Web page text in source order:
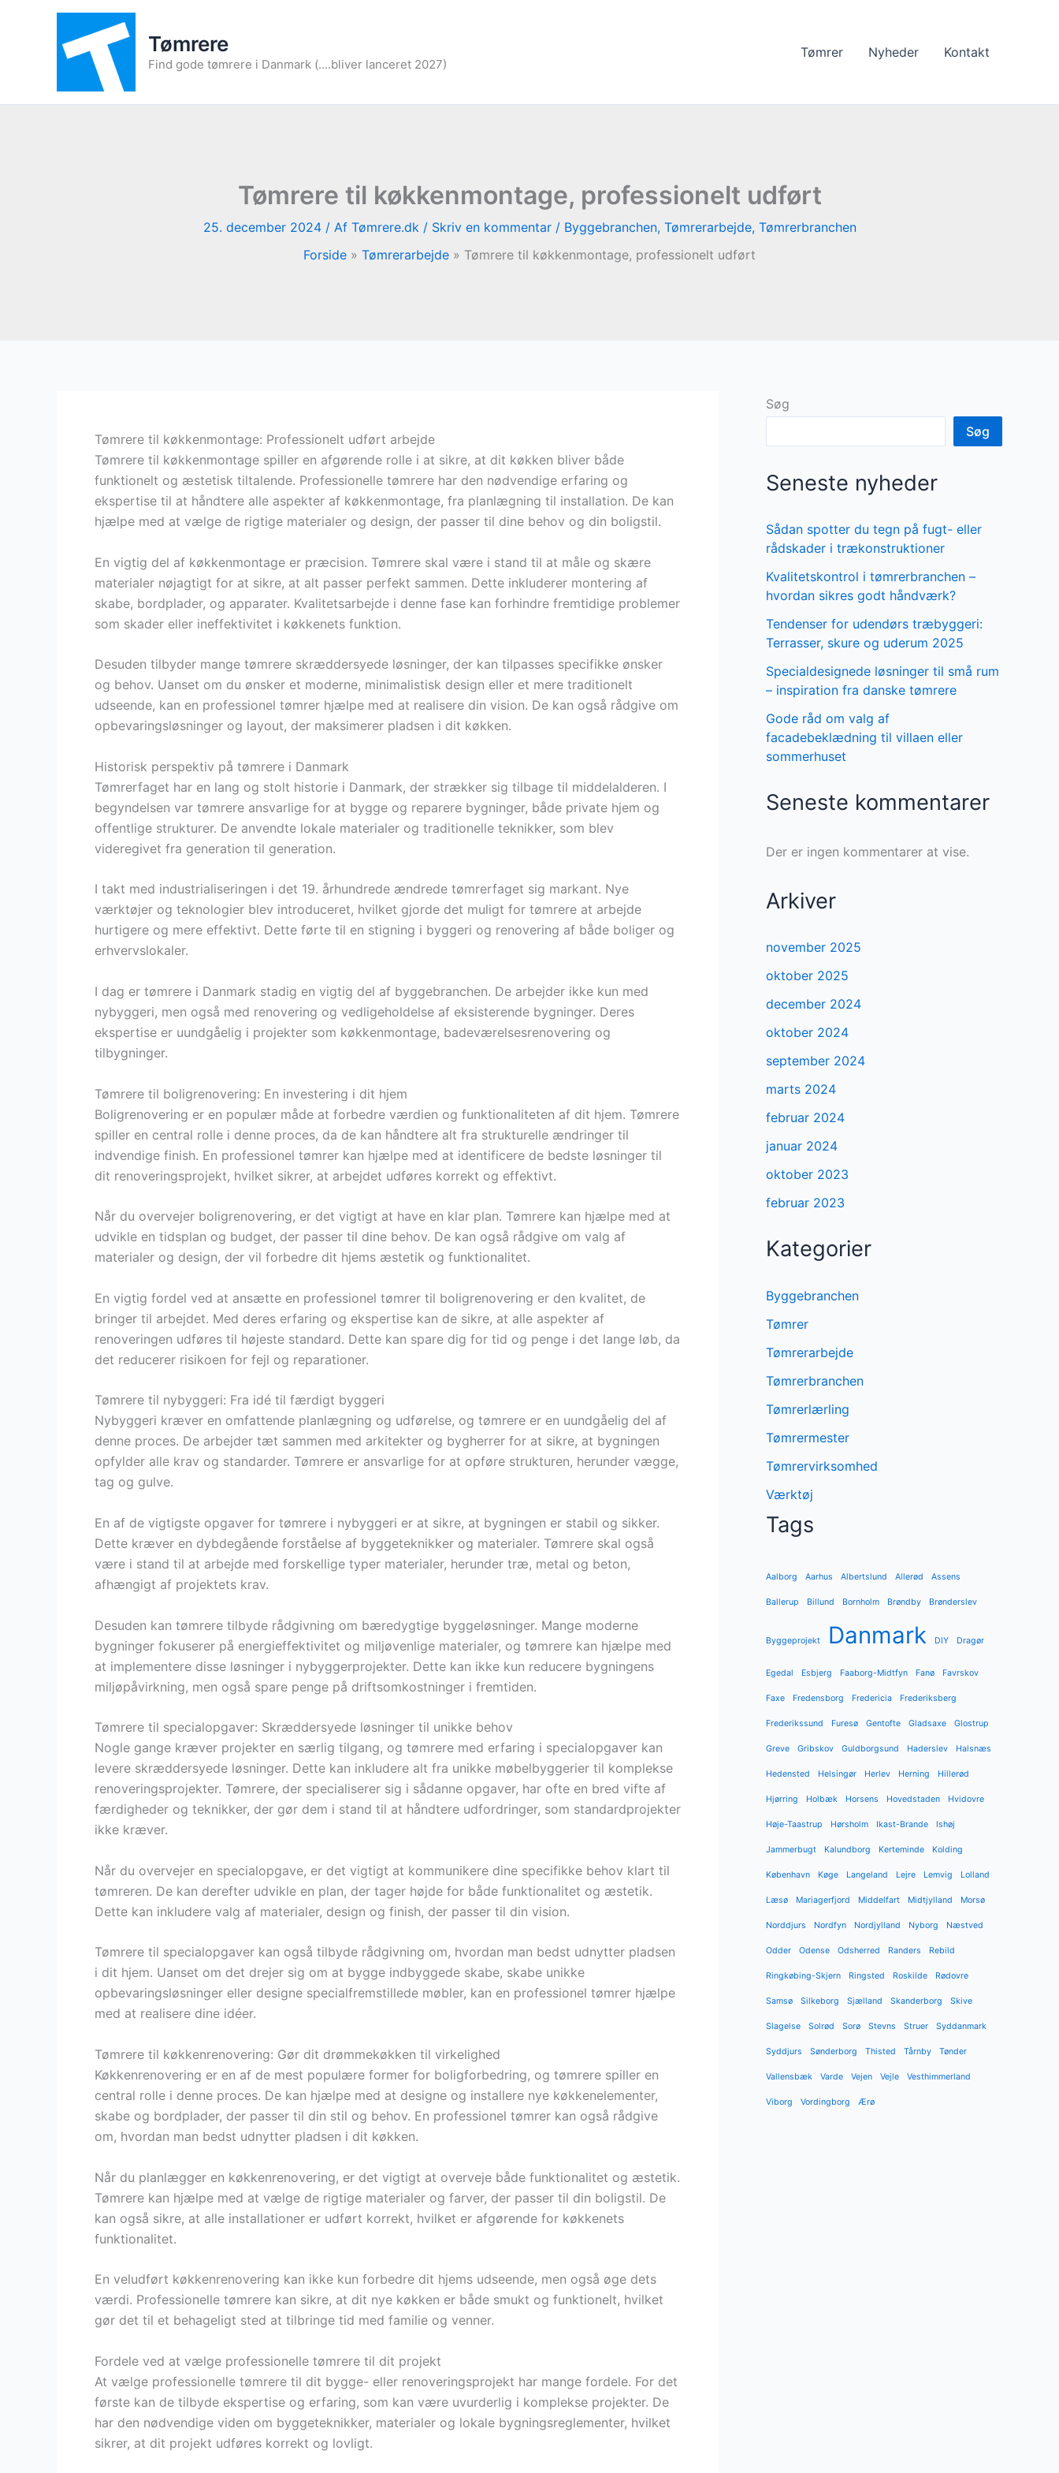
Tømrere
Find gode tømrere i Danmark (....bliver lanceret 2027)
Tømrer Nyheder Kontakt
Tømrere til køkkenmontage, professionelt udført
25. december 2024 / Af Tømrere.dk / Skriv en kommentar / Byggebranchen, Tømrerarbejde, Tømrerbranchen
Forside
Tømrerarbejde Tømrere til køkkenmontage, professionelt udført
Tømrere til køkkenmontage: Professionelt udført arbejde
Tømrere til køkkenmontage spiller en afgørende rolle i at sikre, at dit køkken bliver både
funktionelt og æstetisk tiltalende. Professionelle tømrere har den nødvendige erfaring og
ekspertise til at håndtere alle aspekter af køkkenmontage, fra planlægning til installation. De kan
hjælpe med at vælge de rigtige materialer og design, der passer til dine behov og din boligstil.
En vigtig del af køkkenmontage er præcision. Tømrere skal være i stand til at måle og skære
materialer nøjagtigt for at sikre, at alt passer perfekt sammen. Dette inkluderer montering af
skabe, bordplader, og apparater. Kvalitetsarbejde i denne fase kan forhindre fremtidige problemer
som skader eller ineffektivitet i køkkenets funktion.
Desuden tilbyder mange tømrere skræddersyede løsninger, der kan tilpasses specifikke ønsker
og behov. Uanset om du ønsker et moderne, minimalistisk design eller et mere traditionelt
udseende, kan en professionel tømrer hjælpe med at realisere din vision. De kan også rådgive om
opbevaringsløsninger og layout, der maksimerer pladsen i dit køkken.
Historisk perspektiv på tømrere i Danmark
Tømrerfaget har en lang og stolt historie i Danmark, der strækker sig tilbage til middelalderen. I
begyndelsen var tømrere ansvarlige for at bygge og reparere bygninger, både private hjem og
offentlige strukturer. De anvendte lokale materialer og traditionelle teknikker, som blev
videregivet fra generation til generation.
I takt med industrialiseringen i det 19. århundrede ændrede tømrerfaget sig markant. Nye
værktøjer og teknologier blev introduceret, hvilket gjorde det muligt for tømrere at arbejde
hurtigere og mere effektivt. Dette førte til en stigning i byggeri og renovering af både boliger og
erhvervslokaler.
I dag er tømrere i Danmark stadig en vigtig del af byggebranchen. De arbejder ikke kun med
nybyggeri, men også med renovering og vedligeholdelse af eksisterende bygninger. Deres
ekspertise er uundgåelig i projekter som køkkenmontage, badeværelsesrenovering og
tilbygninger.
Tømrere til boligrenovering: En investering i dit hjem
Boligrenovering er en populær måde at forbedre værdien og funktionaliteten af dit hjem. Tømrere
spiller en central rolle i denne proces, da de kan håndtere alt fra strukturelle ændringer til
indvendige finish. En professionel tømrer kan hjælpe med at identificere de bedste løsninger til
dit renoveringsprojekt, hvilket sikrer, at arbejdet udføres korrekt og effektivt.
Når du overvejer boligrenovering, er det vigtigt at have en klar plan. Tømrere kan hjælpe med at
udvikle en tidsplan og budget, der passer til dine behov. De kan også rådgive om valg af
materialer og design, der vil forbedre dit hjems æstetik og funktionalitet.
En vigtig fordel ved at ansætte en professionel tømrer til boligrenovering er den kvalitet, de
bringer til arbejdet. Med deres erfaring og ekspertise kan de sikre, at alle aspekter af
renoveringen udføres til højeste standard. Dette kan spare dig for tid og penge i det lange løb, da
det reducerer risikoen for fejl og reparationer.
Tømrere til nybyggeri: Fra idé til færdigt byggeri
Nybyggeri kræver en omfattende planlægning og udførelse, og tømrere er en uundgåelig del af
denne proces. De arbejder tæt sammen med arkitekter og bygherrer for at sikre, at bygningen
opfylder alle krav og standarder. Tømrere er ansvarlige for at opføre strukturen, herunder vægge,
tag og gulve.
En af de vigtigste opgaver for tømrere i nybyggeri er at sikre, at bygningen er stabil og sikker.
Dette kræver en dybdegående forståelse af byggeteknikker og materialer. Tømrere skal også
være i stand til at arbejde med forskellige typer materialer, herunder træ, metal og beton,
afhængigt af projektets krav.
Desuden kan tømrere tilbyde rådgivning om bæredygtige byggeløsninger. Mange moderne
bygninger fokuserer på energieffektivitet og miljøvenlige materialer, og tømrere kan hjælpe med
at implementere disse løsninger i nybyggerprojekter. Dette kan ikke kun reducere bygningens
miljøpåvirkning, men også spare penge på driftsomkostninger i fremtiden.
Tømrere til specialopgaver: Skræddersyede løsninger til unikke behov
Nogle gange kræver projekter en særlig tilgang, og tømrere med erfaring i specialopgaver kan
levere skræddersyede løsninger. Dette kan inkludere alt fra unikke møbelbyggerier til komplekse
renoveringsprojekter. Tømrere, der specialiserer sig i sådanne opgaver, har ofte en bred vifte af
færdigheder og teknikker, der gør dem i stand til at håndtere udfordringer, som standardprojekter
ikke kræver.
Når du overvejer en specialopgave, er det vigtigt at kommunikere dine specifikke behov klart til
tømreren. De kan derefter udvikle en plan, der tager højde for både funktionalitet og æstetik.
Dette kan inkludere valg af materialer, design og finish, der passer til din vision.
Tømrere til specialopgaver kan også tilbyde rådgivning om, hvordan man bedst udnytter pladsen
i dit hjem. Uanset om det drejer sig om at bygge indbyggede skabe, skabe unikke
opbevaringsløsninger eller designe specialfremstillede møbler, kan en professionel tømrer hjælpe
med at realisere dine idéer.
Tømrere til køkkenrenovering: Gør dit drømmekøkken til virkelighed
Køkkenrenovering er en af de mest populære former for boligforbedring, og tømrere spiller en
central rolle i denne proces. De kan hjælpe med at designe og installere nye køkkenelementer,
skabe og bordplader, der passer til din stil og behov. En professionel tømrer kan også rådgive
om, hvordan man bedst udnytter pladsen i dit køkken.
Når du planlægger en køkkenrenovering, er det vigtigt at overveje både funktionalitet og æstetik.
Tømrere kan hjælpe med at vælge de rigtige materialer og farver, der passer til din boligstil. De
kan også sikre, at alle installationer er udført korrekt, hvilket er afgørende for køkkenets
funktionalitet.
En veludført køkkenrenovering kan ikke kun forbedre dit hjems udseende, men også øge dets
værdi. Professionelle tømrere kan sikre, at dit nye køkken er både smukt og funktionelt, hvilket
gør det til et behageligt sted at tilbringe tid med familie og venner.
Fordele ved at vælge professionelle tømrere til dit projekt
At vælge professionelle tømrere til dit bygge- eller renoveringsprojekt har mange fordele. For det
første kan de tilbyde ekspertise og erfaring, som kan være uvurderlig i komplekse projekter. De
har den nødvendige viden om byggeteknikker, materialer og lokale bygningsreglementer, hvilket
sikrer, at dit projekt udføres korrekt og lovligt.
Søg
Søg
Seneste nyheder
Sådan spotter du tegn på fugt- eller
rådskader i trækonstruktioner
Kvalitetskontrol i tømrerbranchen –
hvordan sikres godt håndværk?
Tendenser for udendørs træbyggeri:
Terrasser, skure og uderum 2025
Specialdesignede løsninger til små rum
– inspiration fra danske tømrere
Gode råd om valg af
facadebeklædning til villaen eller
sommerhuset
Seneste kommentarer
Der er ingen kommentarer at vise.
Arkiver
november 2025
oktober 2025
december 2024
oktober 2024
september 2024
marts 2024
februar 2024
januar 2024
oktober 2023
februar 2023
Kategorier
Byggebranchen
Tømrer
Tømrerarbejde
Tømrerbranchen
Tømrerlærling
Tømrermester
Tømrervirksomhed
Værktøj
Tags
Aalborg Aarhus Albertslund Allerød Assens
Ballerup Billund Bornholm Brøndby Brønderslev
Byggeprojekt Danmark DIY Dragør
Egedal Esbjerg Faaborg-Midtfyn Fanø Favrskov
Faxe Fredensborg Fredericia Frederiksberg
Frederikssund Furesø Gentofte Gladsaxe Glostrup
Greve Gribskov Guldborgsund Haderslev Halsnæs
Hedensted Helsingør Herlev Herning Hillerød
Hjørring Holbæk Horsens Hovedstaden Hvidovre
Høje-Taastrup Hørsholm Ikast-Brande Ishøj
Jammerbugt Kalundborg Kerteminde Kolding
København Køge Langeland Lejre Lemvig Lolland
Læsø Mariagerfjord Middelfart Midtjylland Morsø
Norddjurs Nordfyn Nordjylland Nyborg Næstved
Odder Odense Odsherred Randers Rebild
Ringkøbing-Skjern Ringsted Roskilde Rødovre
Samsø Silkeborg Sjælland Skanderborg Skive
Slagelse Solrød Sorø Stevns Struer Syddanmark
Syddjurs Sønderborg Thisted Tårnby Tønder
Vallensbæk Varde Vejen Vejle Vesthimmerland
Viborg Vordingborg Ærø